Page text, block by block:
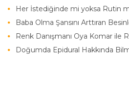
Her İstediğinde mi yoksa Rutin
Baba Olma Şansını Arttıran
Renk Danışmanı Oya Komar ile
Doğumda Epidural Hakkında